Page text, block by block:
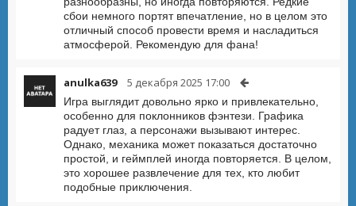
сбои немного портят впечатление, но в целом это
отличный способ провести время и насладиться
атмосферой. Рекомендую для фана!
anulka639 5 декабря 2025 17:00
Игра выглядит довольно ярко и привлекательно,
особенно для поклонников фэнтези. Графика
радует глаз, а персонажи вызывают интерес.
Однако, механика может показаться достаточно
простой, и геймплей иногда повторяется. В целом,
это хорошее развлечение для тех, кто любит
подобные приключения.